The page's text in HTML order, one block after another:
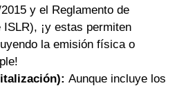
y el Reglamento de
ISLR), ¡y estas permiten
la emisión física o
Aunque incluye los